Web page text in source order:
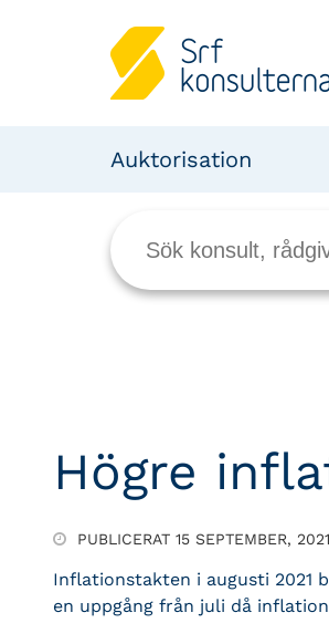
Auktorisation
Högre
PUBLICERAT 15 SEPTEMBER, 2021
Inflationstakten i augusti 2021
en uppgång från juli då